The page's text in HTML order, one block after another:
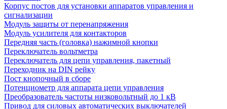
Корпус постов для установки аппаратов управления и
сигнализации
Модуль защиты от перенапряжения
Модуль усилителя для контакторов
Передняя часть (головка) нажимной кнопки
Переключатель вольтметра
Переключатель для цепи управления, пакетный
Переходник на DIN рейку
Пост кнопочный в сборе
Потенциометр для аппарата цепи управления
Преобразователь частоты низковольтный до 1 кВ
Привод для силовых автоматических выключателей